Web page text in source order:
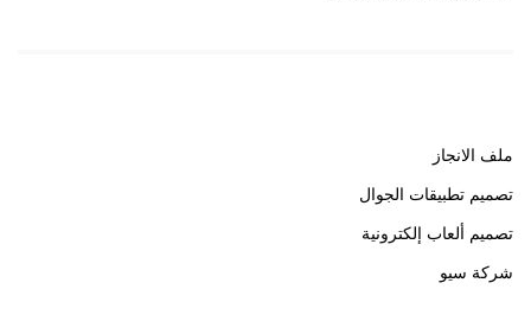
ملف الانجاز
تصميم تطبيقات الجوال
تصميم ألعاب إلكترونية
شركة سيو